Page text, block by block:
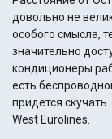
довольно не
особого смысла,
значительно доступнее. А если автобус
кондиционеры
есть
придется
West Eurolines.